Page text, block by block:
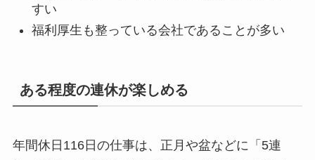
すい
福利厚生も整っている会社であることが多い
ある程度の連休が楽しめる
年間休日116日の仕事は、正月や盆などに「5連